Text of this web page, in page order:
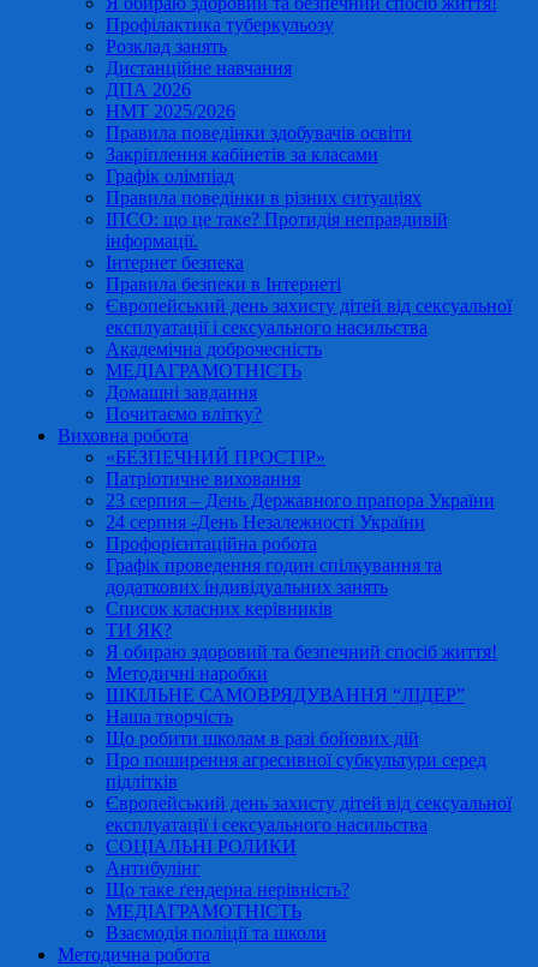
Профілактика туберкульозу
Розклад занять
Дистанційне навчання
ДПА 2026
НМТ 2025/2026
Правила поведінки здобувачів освіти
Закріплення кабінетів за класами
Графік олімпіад
Правила поведінки в різних ситуаціях
ІПСО: що це таке? Протидія неправдивій
інформації.
Інтернет безпека
Правила безпеки в Інтернеті
Європейський день захисту дітей від сексуальної
експлуатації і сексуального насильства
Академічна доброчесність
МЕДІАГРАМОТНІСТЬ
Домашні завдання
Почитаємо влітку?
Виховна робота
«БЕЗПЕЧНИЙ ПРОСТІР»
Патріотичне виховання
23 серпня – День Державного прапора України
24 серпня -День Незалежності України
Профорієнтаційна робота
Графік проведення годин спілкування та
додаткових індивідуальних занять
Список класних керівників
ТИ ЯК?
Я обираю здоровий та безпечний спосіб життя!
Методичні наробки
ШКІЛЬНЕ САМОВРЯДУВАННЯ “ЛІДЕР”
Наша творчість
Що робити школам в разі бойових дій
Про поширення агресивної субкультури серед
підлітків
Європейський день захисту дітей від сексуальної
експлуатації і сексуального насильства
СОЦІАЛЬНІ РОЛИКИ
Антибулінг
Що таке ґендерна нерівність?
МЕДІАГРАМОТНІСТЬ
Взаємодія поліції та школи
Методична робота